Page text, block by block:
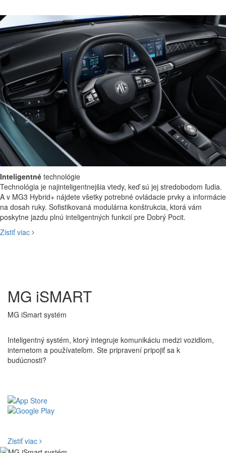
Hladké, športové
odpruženie
Vychutnajte si hladšiu jazdu vďaka jemne vyladenému odpruženiu.
MG3 Hybrid+ sa usilovne snaží absorbovať nárazy a vibrácie na ceste
pre maximálne pohodlie pri akejkoľvek rýchlosti.
Inteligentné technológie
Technológia je najinteligentnejšia vtedy, keď sú jej stredobodom ľudia.
A v MG3 Hybrid+ nájdete všetky potrebné ovládacie prvky a informácie
na dosah ruky. Sofistikovaná modulárna konštrukcia, ktorá vám
poskytne jazdu plnú inteligentných funkcií pre Dobrý Pocit.
Zistiť viac
Informácie vždy po ruke
MG iSMART
MG iSmart systém
Inteligentný systém, ktorý integruje komunikáciu medzi vozidlom,
internetom a používateľom. Ste pripravení pripojiť sa k
budúcnosti?
Zistiť viac